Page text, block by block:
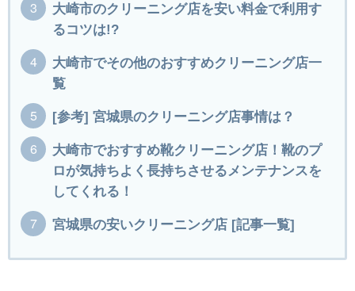
大崎市のクリーニング店を安い料金で利用す
るコツは!?
大崎市でその他のおすすめクリーニング店一
覧
[参考] 宮城県のクリーニング店事情は？
大崎市でおすすめ靴クリーニング店！靴のプ
ロが気持ちよく長持ちさせるメンテナンスを
してくれる！
宮城県の安いクリーニング店 [記事一覧]